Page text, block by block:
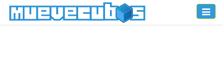
Toggle